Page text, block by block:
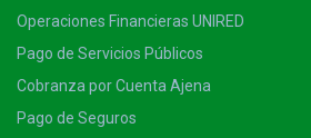
Operaciones Financieras UNIRED
Pago de Servicios Públicos
Cobranza por Cuenta Ajena
Pago de Seguros